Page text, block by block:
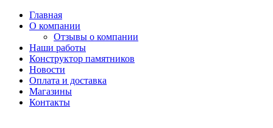
Главная
О компании
Отзывы о компании
Наши работы
Конструктор памятников
Новости
Оплата и доставка
Магазины
Контакты